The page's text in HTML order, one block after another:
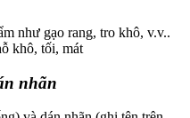
như gạo rang, tro khô, v.v..
khô, tối, mát
nhãn